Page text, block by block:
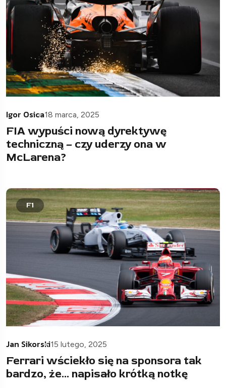
Igor Osica18 marca, 2025
FIA wypuści nową dyrektywę
techniczną – czy uderzy ona w
McLarena?
F1
Jan Sikorski15 lutego, 2025
Ferrari wściekło się na sponsora tak
bardzo, że… napisało krótką notkę